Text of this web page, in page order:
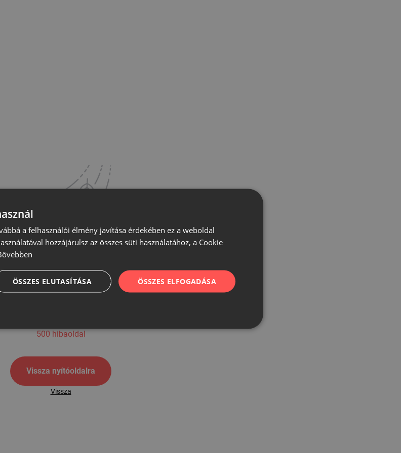
500
500 hibaoldal
Vissza nyítóoldalra
Vissza
a felhasználói élmény javítása érdekében ez a weboldal
hozzájárulsz az összes süti használatához, a Cookie
ÖSSZES ELFOGADÁSA
ÖSSZES ELUTASÍTÁSA